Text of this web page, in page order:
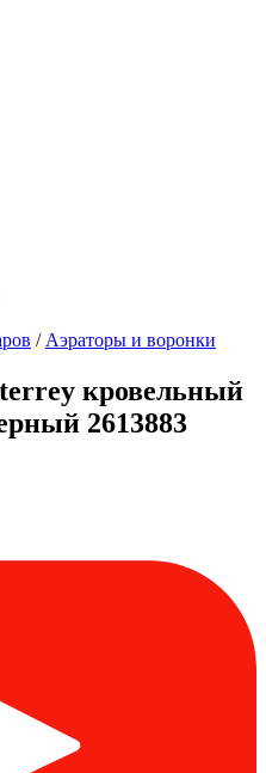
/ Аэраторы и воронки
кровельный
2613883